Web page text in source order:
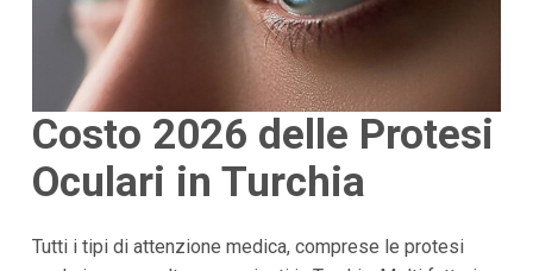
Costo 2026 delle Protesi
Oculari in Turchia
Tutti i tipi di attenzione medica, comprese le protesi